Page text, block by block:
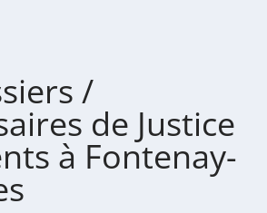
/
de Justice
à Fontenay-